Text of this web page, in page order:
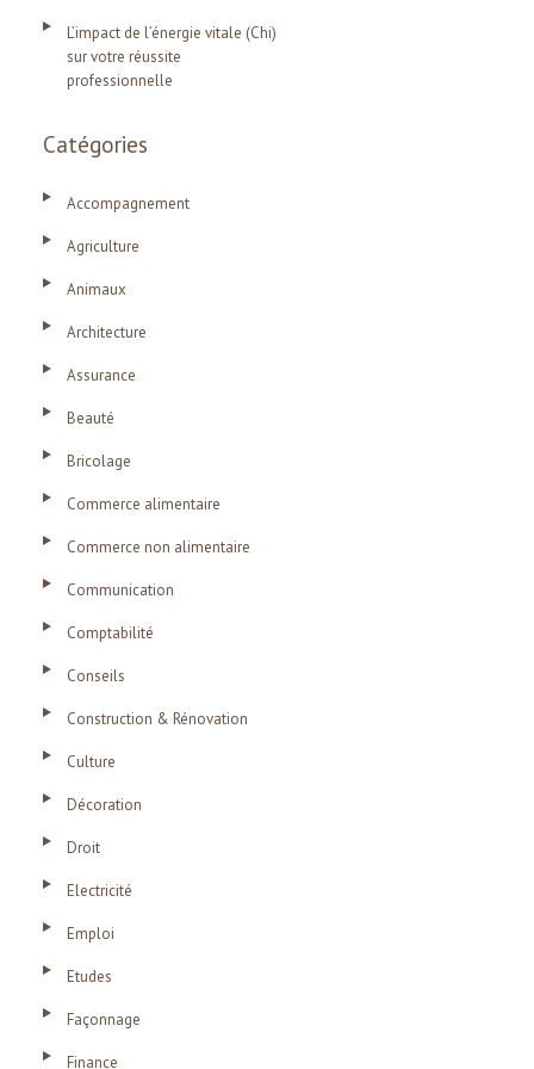
L’impact de l’énergie vitale (Chi)
sur votre réussite
professionnelle
Catégories
Accompagnement
Agriculture
Animaux
Architecture
Assurance
Beauté
Bricolage
Commerce alimentaire
Commerce non alimentaire
Communication
Comptabilité
Conseils
Construction & Rénovation
Culture
Décoration
Droit
Electricité
Emploi
Etudes
Façonnage
Finance